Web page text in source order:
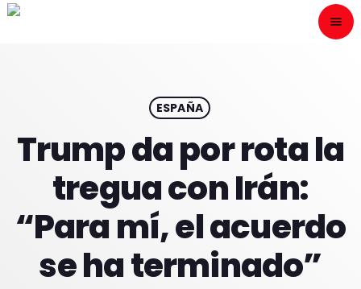
menu
play_arrow
HOME
ESPAÑA
Trump da por rota la
tregua con Irán:
“Para mí, el acuerdo
se ha terminado”